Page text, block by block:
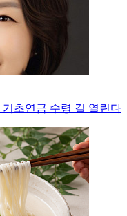
초연금 수령 길 열린다